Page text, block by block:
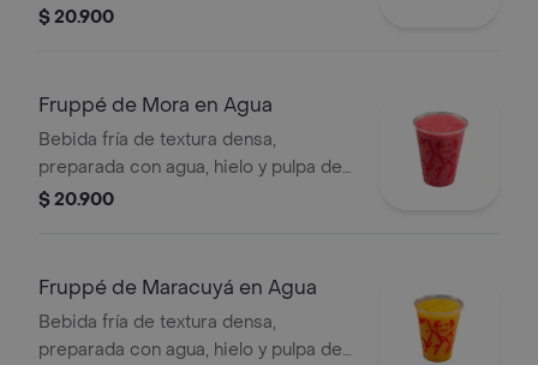
mango. Contiene azúcar añadida.
$ 20.900
Fruppé de Mora en Agua
Bebida fría de textura densa,
preparada con agua, hielo y pulpa de
mora. Contiene azúcar añadida.
$ 20.900
Fruppé de Maracuyá en Agua
Bebida fría de textura densa,
preparada con agua, hielo y pulpa de